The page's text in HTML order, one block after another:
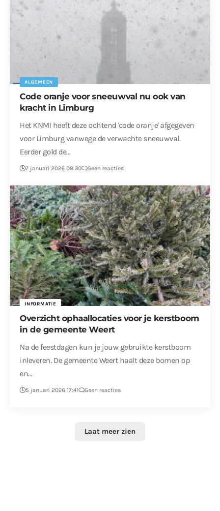
ALGEMEEN
Code oranje voor sneeuwval nu ook van
kracht in Limburg
Het KNMI heeft deze ochtend 'code oranje' afgegeven
voor Limburg vanwege de verwachte sneeuwval.
Eerder gold de…
7 januari 2026 09:30 Geen reacties
INFORMATIE
Overzicht ophaallocaties voor je kerstboom
in de gemeente Weert
Na de feestdagen kun je jouw gebruikte kerstboom
inleveren. De gemeente Weert haalt deze bomen op
en…
5 januari 2026 17:41 Geen reacties
Laat meer zien